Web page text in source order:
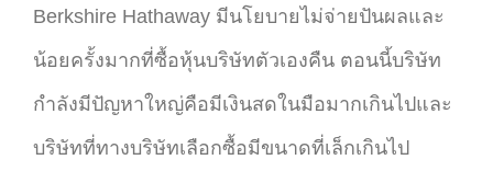
Berkshire Hathaway มีนโยบายไม่จ่ายปันผลและ
น้อยครั้งมากที่ซื้อหุ้นบริษัทตัวเองคืน ตอนนี้บริษัท
กำลังมีปัญหาใหญ่คือมีเงินสดในมือมากเกินไปและ
บริษัทที่ทางบริษัทเลือกซื้อมีขนาดที่เล็กเกินไป